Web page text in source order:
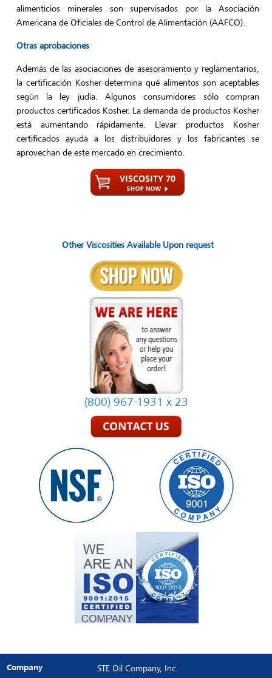
alimenticios minerales son supervisados ​​por la Asociación
Americana de Oficiales de Control de Alimentación (AAFCO).
Otras aprobaciones
Además de las asociaciones de asesoramiento y reglamentarios,
la certificación Kosher determina qué alimentos son aceptables
según la ley judía. Algunos consumidores sólo compran
productos certificados Kosher. La demanda de productos Kosher
está aumentando rápidamente. Llevar productos Kosher
certificados ayuda a los distribuidores y los fabricantes se
aprovechan de este mercado en crecimiento.
Other Viscosities Available Upon request
(800) 967-1931 x 23
Company STE Oil Company, Inc.